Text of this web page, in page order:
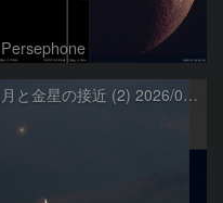
Persephone
月と金星の接近 (2) 2026/07/17